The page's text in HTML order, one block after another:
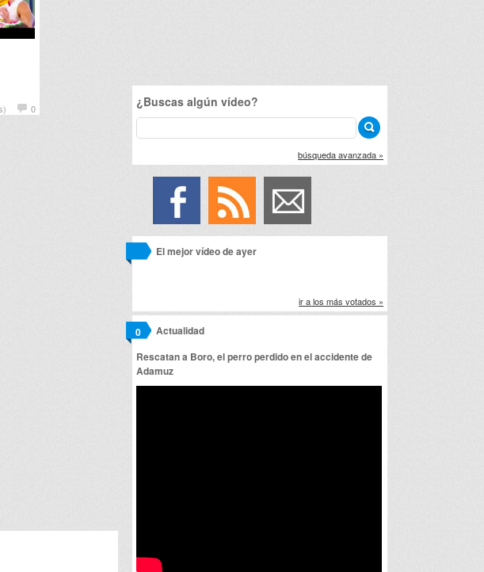
0 ¿Buscas algún vídeo?
búsqueda avanzada »
El mejor vídeo de ayer
ir a los más votados »
Actualidad
0
Rescatan a Boro, el perro perdido en el accidente de
Adamuz